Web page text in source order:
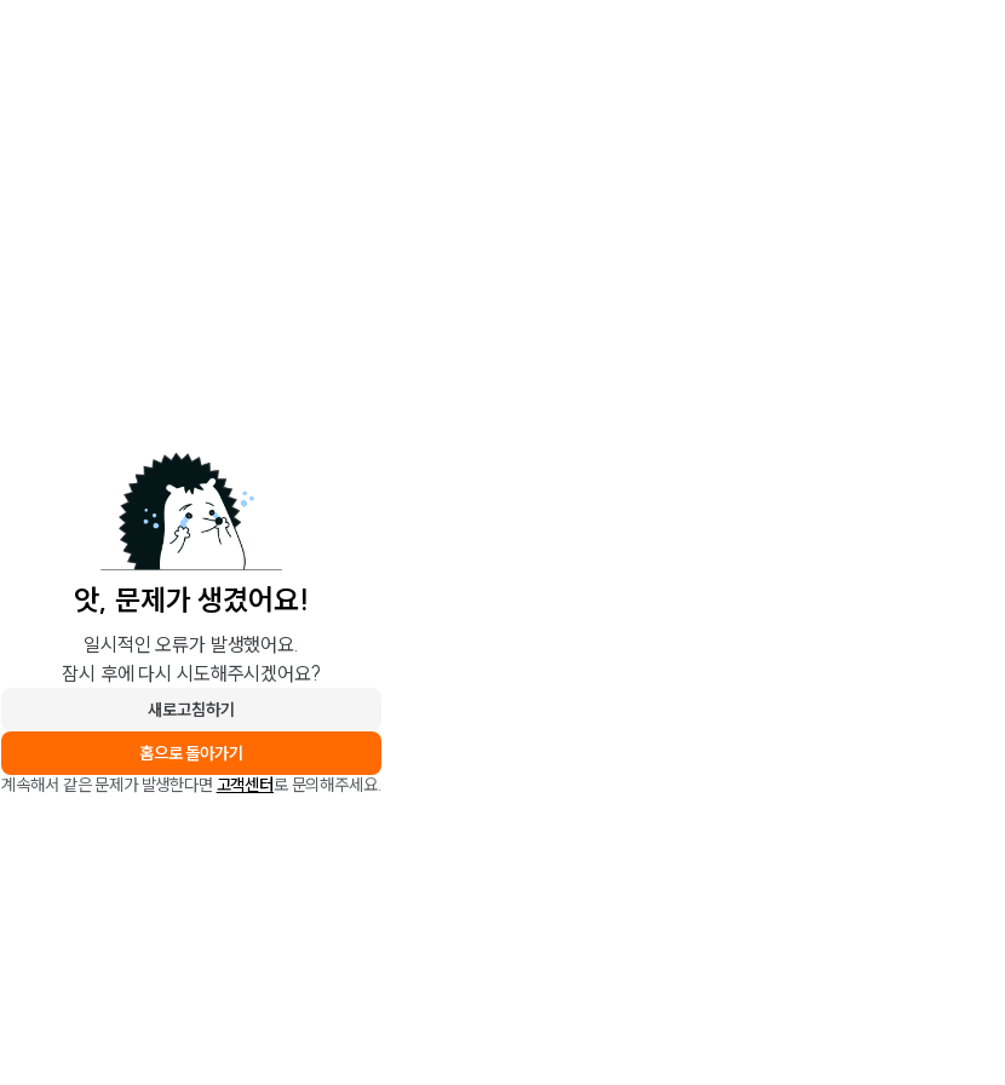
앗, 문제가 생겼어요!
일시적인 오류가 발생했어요.
잠시 후에 다시 시도해주시겠어요?
새로고침하기
홈으로 돌아가기
계속해서 같은 문제가 발생한다면 고객센터로 문의해주세요.